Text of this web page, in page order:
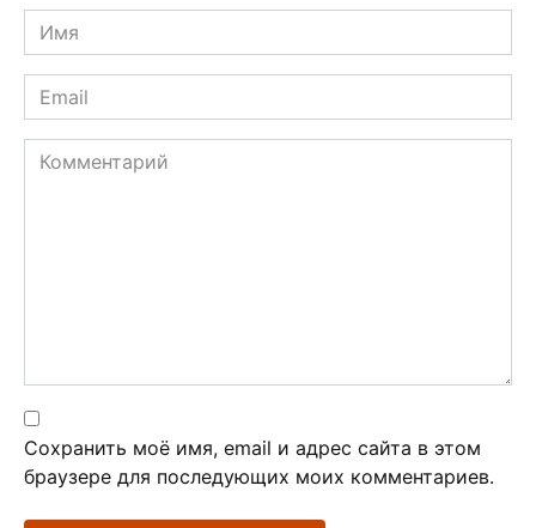
Имя
*
Email
*
Комментарий
Сохранить моё имя, email и адрес сайта в этом
браузере для последующих моих комментариев.